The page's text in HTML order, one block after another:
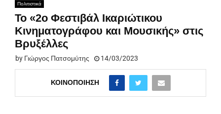
Πολιτιστικά
Το «2ο Φεστιβάλ Ικαριώτικου
Κινηματογράφου και Μουσικής» στις
Βρυξέλλες
by Γιώργος Πατσομύτης 14/03/2023
ΚΟΙΝΟΠΟΊΗΣΗ